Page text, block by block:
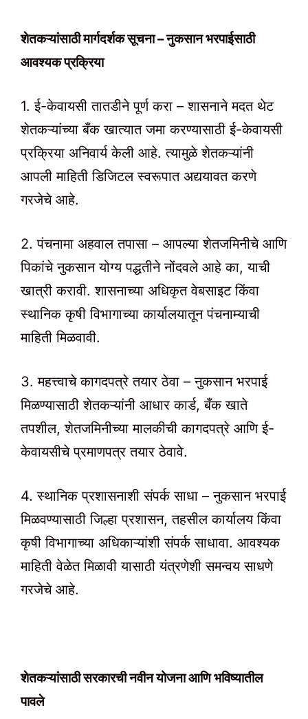
शेतकऱ्यांसाठी मार्गदर्शक सूचना – नुकसान भरपाईसाठी
आवश्यक प्रक्रिया
1. ई-केवायसी तातडीने पूर्ण करा – शासनाने मदत थेट
शेतकऱ्यांच्या बँक खात्यात जमा करण्यासाठी ई-केवायसी
प्रक्रिया अनिवार्य केली आहे. त्यामुळे शेतकऱ्यांनी
आपली माहिती डिजिटल स्वरूपात अद्ययावत करणे
गरजेचे आहे.
2. पंचनामा अहवाल तपासा – आपल्या शेतजमिनीचे आणि
पिकांचे नुकसान योग्य पद्धतीने नोंदवले आहे का, याची
खात्री करावी. शासनाच्या अधिकृत वेबसाइट किंवा
स्थानिक कृषी विभागाच्या कार्यालयातून पंचनाम्याची
माहिती मिळवावी.
3. महत्त्वाचे कागदपत्रे तयार ठेवा – नुकसान भरपाई
मिळण्यासाठी शेतकऱ्यांनी आधार कार्ड, बँक खाते
तपशील, शेतजमिनीच्या मालकीची कागदपत्रे आणि ई-
केवायसीचे प्रमाणपत्र तयार ठेवावे.
4. स्थानिक प्रशासनाशी संपर्क साधा – नुकसान भरपाई
मिळवण्यासाठी जिल्हा प्रशासन, तहसील कार्यालय किंवा
कृषी विभागाच्या अधिकाऱ्यांशी संपर्क साधावा. आवश्यक
माहिती वेळेत मिळावी यासाठी यंत्रणेशी समन्वय साधणे
गरजेचे आहे.
शेतकऱ्यांसाठी सरकारची नवीन योजना आणि भविष्यातील
पावले